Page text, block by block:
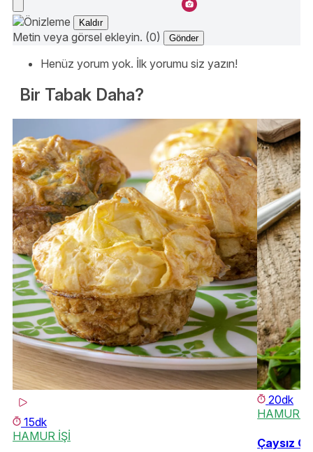
Kaldır
Metin veya görsel ekleyin. (0) Gönder
Henüz yorum yok. İlk yorumu siz yazın!
Bir Tabak Daha?
15dk
HAMUR İŞİ
20dk
HAMUR
Çaysız